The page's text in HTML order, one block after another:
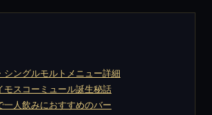
ングルモルトメニュー詳細
スコーミュール誕生秘話
人飲みにおすすめのバー